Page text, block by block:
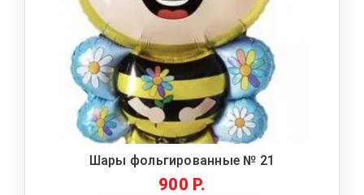
Шары фольгированные № 21
900 Р.